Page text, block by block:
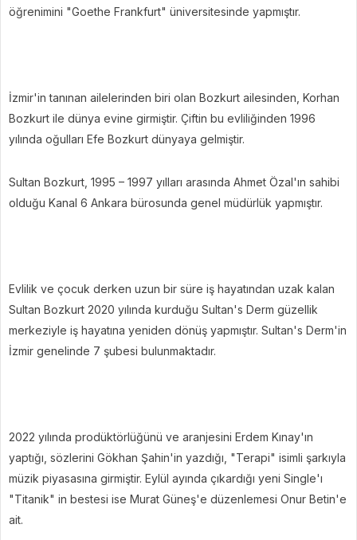
öğrenimini "Goethe Frankfurt" üniversitesinde yapmıştır.
İzmir'in tanınan ailelerinden biri olan Bozkurt ailesinden, Korhan
Bozkurt ile dünya evine girmiştir. Çiftin bu evliliğinden 1996
yılında oğulları Efe Bozkurt dünyaya gelmiştir.
Sultan Bozkurt, 1995 – 1997 yılları arasında Ahmet Özal'ın sahibi
olduğu Kanal 6 Ankara bürosunda genel müdürlük yapmıştır.
Evlilik ve çocuk derken uzun bir süre iş hayatından uzak kalan
Sultan Bozkurt 2020 yılında kurduğu Sultan's Derm güzellik
merkeziyle iş hayatına yeniden dönüş yapmıştır. Sultan's Derm'in
İzmir genelinde 7 şubesi bulunmaktadır.
2022 yılında prodüktörlüğünü ve aranjesini Erdem Kınay'ın
yaptığı, sözlerini Gökhan Şahin'in yazdığı, "Terapi" isimli şarkıyla
müzik piyasasına girmiştir. Eylül ayında çıkardığı yeni Single'ı
"Titanik" in bestesi ise Murat Güneş'e düzenlemesi Onur Betin'e
ait.